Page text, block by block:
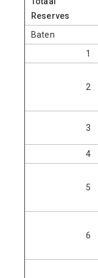
Reserves
Baten
1
2
3
4
5
6